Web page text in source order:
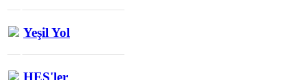
Yeşil Yol
HES'ler